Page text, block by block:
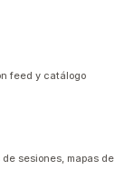
feed y catálogo
sesiones, mapas de